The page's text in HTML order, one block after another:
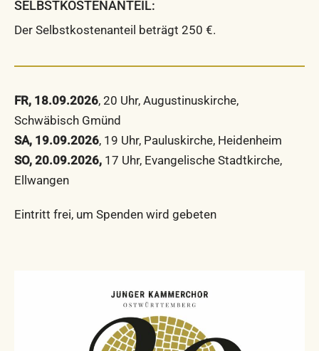
SELBSTKOSTENANTEIL:
Der Selbstkostenanteil beträgt 250 €.
FR, 18.09.2026, 20 Uhr, Augustinuskirche,
Schwäbisch Gmünd
SA, 19.09.2026, 19 Uhr, Pauluskirche, Heidenheim
SO, 20.09.2026, 17 Uhr, Evangelische Stadtkirche,
Ellwangen
Eintritt frei, um Spenden wird gebeten